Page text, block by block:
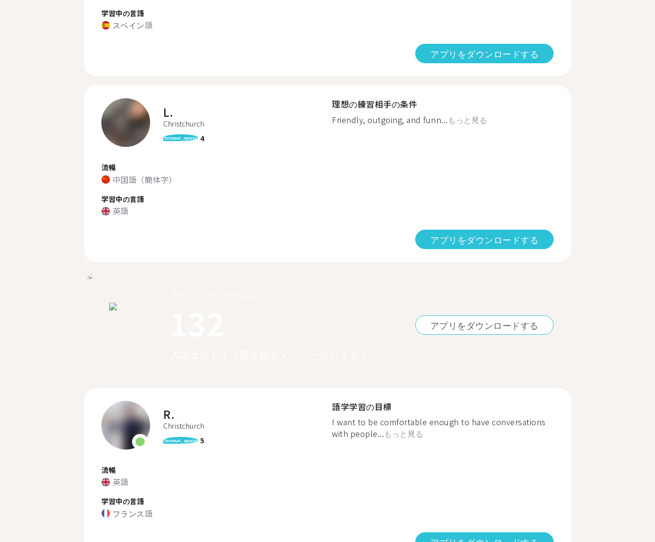
学習中の言語
スペイン語
アプリをダウンロードする
L.
Christchurch
format_quote 4
流暢
中国語（簡体字）
学習中の言語
英語
理想の練習相手の条件
Friendly, outgoing, and funn... もっと見る
アプリをダウンロードする
アプリをダウンロードする
R.
Christchurch
format_quote 5
流暢
英語
学習中の言語
フランス語
語学学習の目標
I want to be comfortable enough to have conversations
with people...もっと見る